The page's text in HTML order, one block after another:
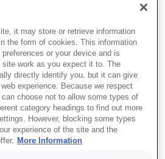
it may store or retrieve information
the form of cookies. This information
or your device and is
work as you expect it to. The
directly identify you, but it can give
experience. Because we respect
choose not to allow some types of
category headings to find out more
However, blocking some types
experience of the site and the
More Information